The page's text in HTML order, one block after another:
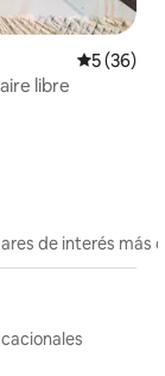
5 (36)
libre
de interés más